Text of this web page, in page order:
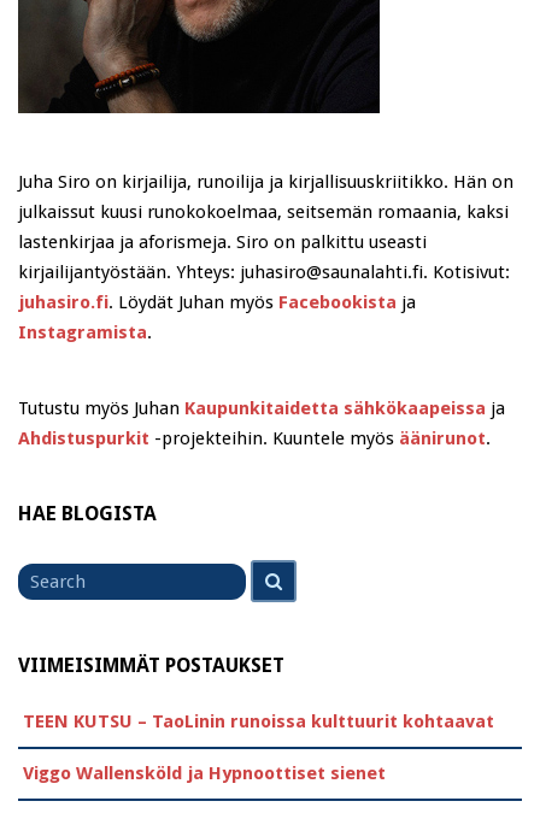
Juha Siro on kirjailija, runoilija ja kirjallisuuskriitikko. Hän on
julkaissut kuusi runokokoelmaa, seitsemän romaania, kaksi
lastenkirjaa ja aforismeja. Siro on palkittu useasti
kirjailijantyöstään. Yhteys: juhasiro@saunalahti.fi. Kotisivut:
juhasiro.fi. Löydät Juhan myös Facebookista ja
Instagramista.
Tutustu myös Juhan Kaupunkitaidetta sähkökaapeissa ja
Ahdistuspurkit -projekteihin. Kuuntele myös äänirunot.
HAE BLOGISTA
Search
for
VIIMEISIMMÄT POSTAUKSET
TEEN KUTSU – TaoLinin runoissa kulttuurit kohtaavat
Viggo Wallensköld ja Hypnoottiset sienet